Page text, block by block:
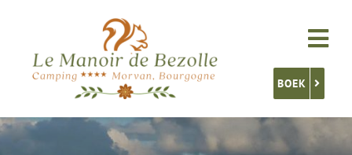
content
Accommodatie
BOEK